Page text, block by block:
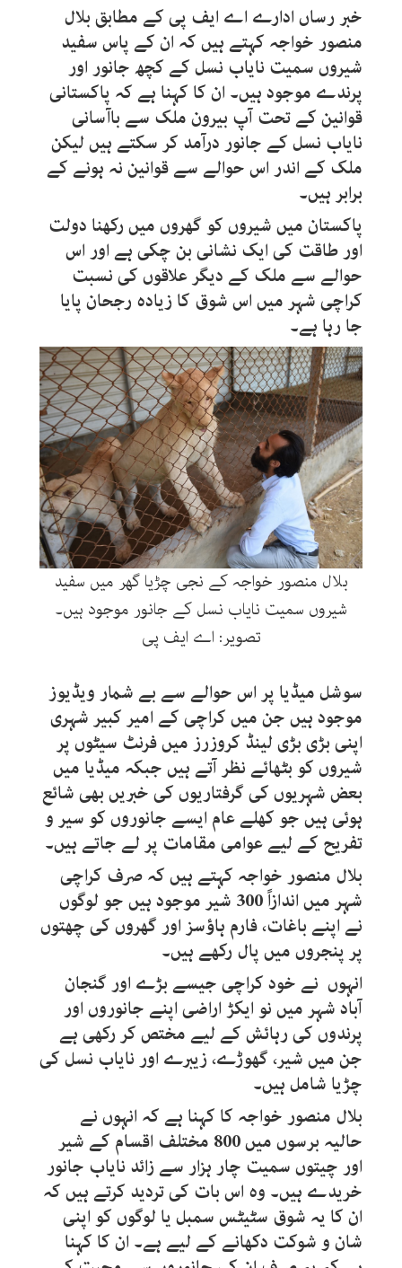
خبر رساں ادارے اے ایف پی کے مطابق بلال
منصور خواجہ کہتے ہیں کہ ان کے پاس سفید
شیروں سمیت نایاب نسل کے کچھ جانور اور
پرندے موجود ہیں۔ ان کا کہنا ہے کہ پاکستانی
قوانین کے تحت آپ بیرون ملک سے باآسانی
نایاب نسل کے جانور درآمد کر سکتے ہیں لیکن
ملک کے اندر اس حوالے سے قوانین نہ ہونے کے
برابر ہیں۔
پاکستان میں شیروں کو گھروں میں رکھنا دولت
اور طاقت کی ایک نشانی بن چکی ہے اور اس
حوالے سے ملک کے دیگر علاقوں کی نسبت
کراچی شہر میں اس شوق کا زیادہ رجحان پایا
جا رہا ہے۔
بلال منصور خواجہ کے نجی چڑیا گھر میں سفید
شیروں سمیت نایاب نسل کے جانور موجود ہیں۔
تصویر: اے ایف پی
سوشل میڈیا پر اس حوالے سے بے شمار ویڈیوز
موجود ہیں جن میں کراچی کے امیر کبیر شہری
اپنی بڑی بڑی لینڈ کروزرز میں فرنٹ سیٹوں پر
شیروں کو بٹھائے نظر آتے ہیں جبکہ میڈیا میں
بعض شہریوں کی گرفتاریوں کی خبریں بھی شائع
ہوئی ہیں جو کھلے عام ایسے جانوروں کو سیر و
تفریح کے لیے عوامی مقامات پر لے جاتے ہیں۔
بلال منصور خواجہ کہتے ہیں کہ صرف کراچی
شہر میں اندازاً 300 شیر موجود ہیں جو لوگوں
نے اپنے باغات، فارم ہاؤسز اور گھروں کی چھتوں
پر پنجروں میں پال رکھے ہیں۔
انہوں نے خود کراچی جیسے بڑے اور گنجان
آباد شہر میں نو ایکڑ اراضی اپنے جانوروں اور
پرندوں کی رہائش کے لیے مختص کر رکھی ہے
جن میں شیر، گھوڑے، زیبرے اور نایاب نسل کی
چڑیا شامل ہیں۔
بلال منصور خواجہ کا کہنا ہے کہ انہوں نے
حالیہ برسوں میں 800 مختلف اقسام کے شیر
اور چیتوں سمیت چار ہزار سے زائد نایاب جانور
خریدے ہیں۔ وہ اس بات کی تردید کرتے ہیں کہ
ان کا یہ شوق سٹیٹس سمبل یا لوگوں کو اپنی
شان و شوکت دکھانے کے لیے ہے۔ ان کا کہنا